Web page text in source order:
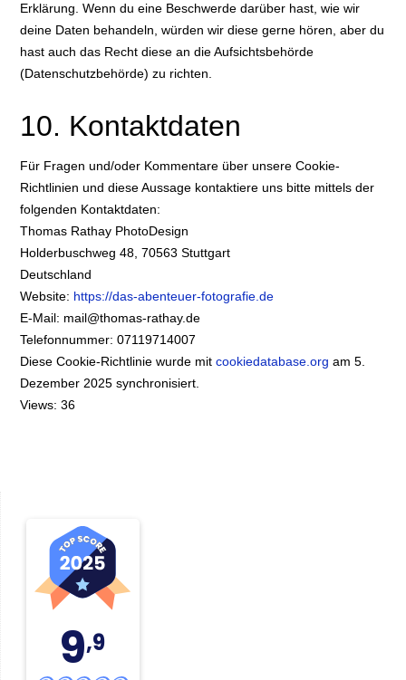
Erklärung. Wenn du eine Beschwerde darüber hast, wie wir
deine Daten behandeln, würden wir diese gerne hören, aber du
hast auch das Recht diese an die Aufsichtsbehörde
(Datenschutzbehörde) zu richten.
10. Kontaktdaten
Für Fragen und/oder Kommentare über unsere Cookie-
Richtlinien und diese Aussage kontaktiere uns bitte mittels der
folgenden Kontaktdaten:
Thomas Rathay PhotoDesign
Holderbuschweg 48, 70563 Stuttgart
Deutschland
Website: https://das-abenteuer-fotografie.de
E-Mail: mail@thomas-rathay.de
Telefonnummer: 07119714007
Diese Cookie-Richtlinie wurde mit cookiedatabase.org am 5.
Dezember 2025 synchronisiert.
Views: 36
9,9